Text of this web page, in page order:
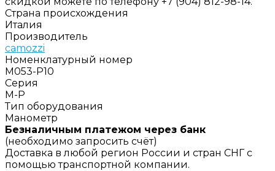
Страна происхождения
Италия
Производитель
camozzi
Номенклатурный номер
M053-P10
Серия
M-P
Тип оборудования
Манометр
Безналичным платежом через банк
(необходимо запросить счёт)
Доставка в любой регион России и стран СНГ с
помощью транспортной компании.